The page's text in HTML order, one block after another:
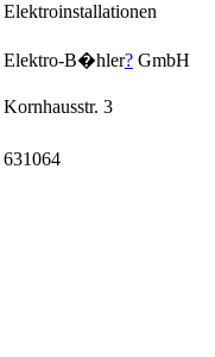
Elektroinstallationen
Elektro-B�hler? GmbH
Kornhausstr. 3
631064